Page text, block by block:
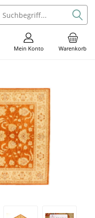
Warenkorb
Mein Konto